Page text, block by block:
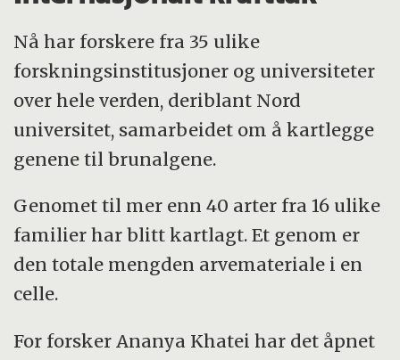
Nå har forskere fra 35 ulike
forskningsinstitusjoner og universiteter
over hele verden, deriblant Nord
universitet, samarbeidet om å kartlegge
genene til brunalgene.
Genomet til mer enn 40 arter fra 16 ulike
familier har blitt kartlagt. Et genom er
den totale mengden arvemateriale i en
celle.
For forsker Ananya Khatei har det åpnet